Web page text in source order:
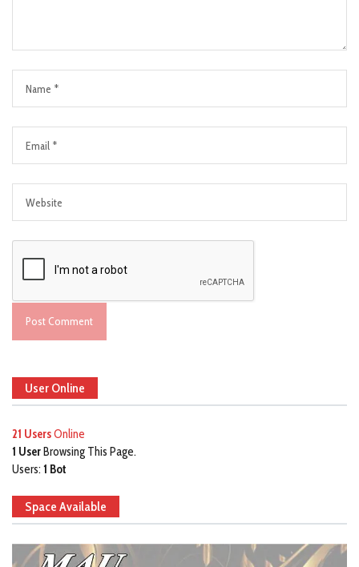
User Online
21 UsersOnline
1 UserBrowsing This Page.
Users: 1 Bot
Space Available